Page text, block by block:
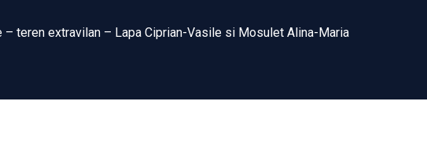
– teren extravilan – Lapa Ciprian-Vasile si Mosulet Alina-Maria